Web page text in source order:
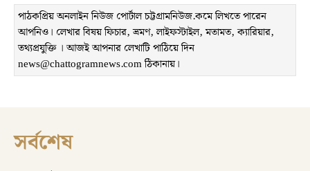
পাঠকপ্রিয় অনলাইন নিউজ পোর্টাল চট্টগ্রামনিউজ.কমে লিখতে পারেন
আপনিও। লেখার বিষয় ফিচার, ভ্রমণ, লাইফস্টাইল, মতামত, ক্যারিয়ার,
তথ্যপ্রযুক্তি । আজই আপনার লেখাটি পাঠিয়ে দিন
news@chattogramnews.com ঠিকানায়।
সর্বশেষ